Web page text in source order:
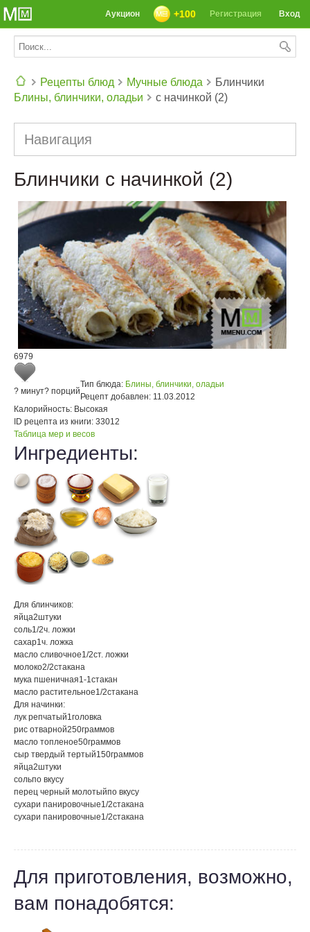
Вход
Регистрация
+100
Аукцион
Рецепты блюд
Мучные блюда
Блины, блинчики, оладьи
Блинчики
с начинкой (2)
Навигация
Блинчики с начинкой (2)
6979
? минут? порций
Тип блюда: Блины, блинчики, оладьи
Рецепт добавлен: 11.03.2012
Калорийность: Высокая
ID рецепта из книги: 33012
Таблица мер и весов
Ингредиенты:
Для блинчиков:
яйца2штуки
соль1/2ч. ложки
сахар1ч. ложка
масло сливочное1/2ст. ложки
молоко2/2стакана
мука пшеничная1-1стакан
масло растительное1/2стакана
Для начинки:
лук репчатый1головка
рис отварной250граммов
масло топленое50граммов
сыр твердый тертый150граммов
яйца2штуки
сольпо вкусу
перец черный молотыйпо вкусу
сухари панировочные1/2стакана
сухари панировочные1/2стакана
Для приготовления, возможно,
вам понадобятся: